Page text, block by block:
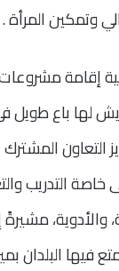
وتمكين المرأة .
إقامة
لها باع
المشترك
خاصة التدريب
مشيرةً
فيها